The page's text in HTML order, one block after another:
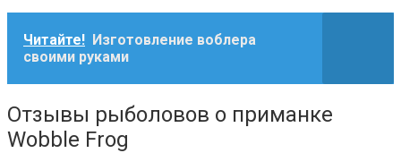
Читайте! Изготовление воблера
своими руками
Отзывы рыболовов о приманке
Wobble Frog